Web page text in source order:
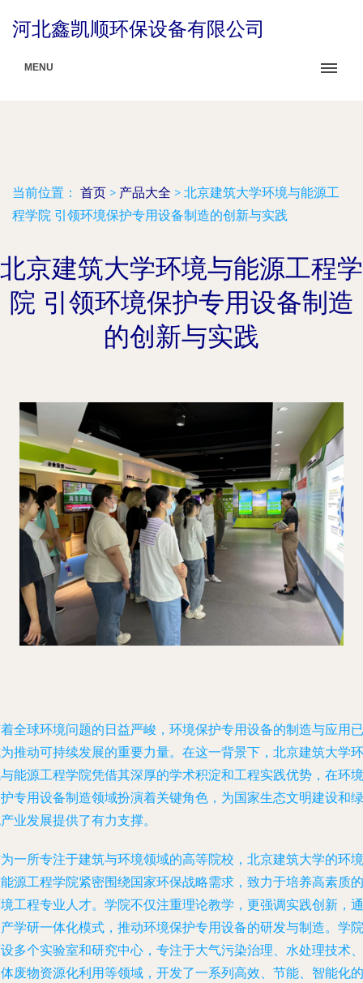
河北鑫凯顺环保设备有限公司
MENU
当前位置： 首页 > 产品大全 > 北京建筑大学环境与能源工
程学院 引领环境保护专用设备制造的创新与实践
北京建筑大学环境与能源工程学
院 引领环境保护专用设备制造
的创新与实践
全球环境问题的日益严峻，环境保护专用设备的制造与应用已
推动可持续发展的重要力量。在这一背景下，北京建筑大学环
能源工程学院凭借其深厚的学术积淀和工程实践优势，在环境
专用设备制造领域扮演着关键角色，为国家生态文明建设和绿
业发展提供了有力支撑。
一所专注于建筑与环境领域的高等院校，北京建筑大学的环境
源工程学院紧密围绕国家环保战略需求，致力于培养高素质的
工程专业人才。学院不仅注重理论教学，更强调实践创新，通
学研一体化模式，推动环境保护专用设备的研发与制造。学院
多个实验室和研究中心，专注于大气污染治理、水处理技术、
废物资源化利用等领域，开发了一系列高效、节能、智能化的